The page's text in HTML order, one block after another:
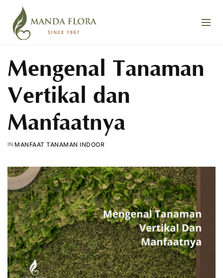
Mengenal Tanaman
Vertikal dan
Manfaatnya
IN MANFAAT TANAMAN INDOOR